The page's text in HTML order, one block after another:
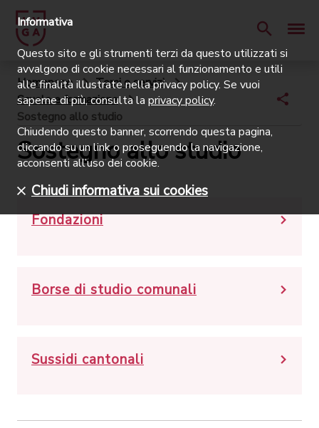
Homepage
Temi e servizi
Scuole e formazione
Sostegno allo studio
Sostegno allo studio
Fondazioni
Borse di studio comunali
Sussidi cantonali
Informativa
Questo sito e gli strumenti terzi da questo utilizzati si
avvalgono di cookie necessari al funzionamento e utili
alle finalità illustrate nella privacy policy. Se vuoi
saperne di più, consulta la privacy policy.
Chiudendo questo banner, scorrendo questa pagina,
cliccando su un link o proseguendo la navigazione,
acconsenti all’uso dei cookie.
Chiudi informativa sui cookies